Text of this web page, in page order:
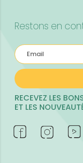
Restons en
RECEVEZ LES
ET LES